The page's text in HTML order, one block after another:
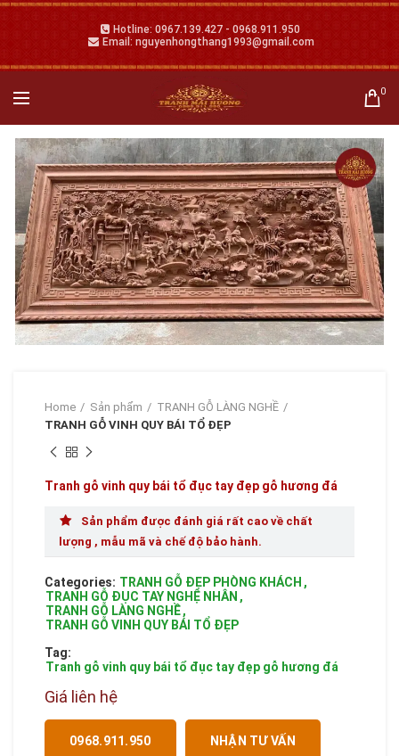
Hotline: 0967.139.427 - 0968.911.950
Email: nguyenhongthang1993@gmail.com
0
Home Sản phẩm
TRANH GỖ LÀNG NGHỀ
TRANH GỖ VINH QUY BÁI TỔ ĐẸP
Tranh gỗ vinh quy bái tổ đục tay đẹp gỗ hương đá
Sản phẩm được đánh giá rất cao về chất
lượng , mẫu mã và chế độ bảo hành.
Categories: TRANH GỖ ĐẸP PHÒNG KHÁCH ,
TRANH GỖ ĐỤC TAY NGHỆ NHÂN ,
TRANH GỖ LÀNG NGHỀ,
TRANH GỖ VINH QUY BÁI TỔ ĐẸP
Tag:
Tranh gỗ vinh quy bái tổ đục tay đẹp gỗ hương đá
Giá liên hệ
0968.911.950 NHẬN TƯ VẤN